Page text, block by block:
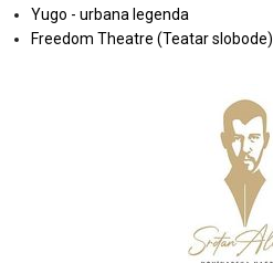
Yugo - urbana legenda
Freedom Theatre (Teatar slobode)